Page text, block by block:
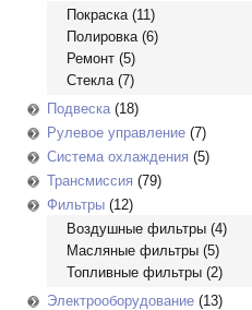
Покраска(11)
Полировка(6)
Ремонт (5)
Стекла(7)
Подвеска(18)
Рулевое управление (7)
Система охлаждения (5)
Трансмиссия (79)
Фильтры (12)
Воздушные фильтры (4)
Масляные фильтры (5)
Топливные фильтры (2)
Электрооборудование (13)